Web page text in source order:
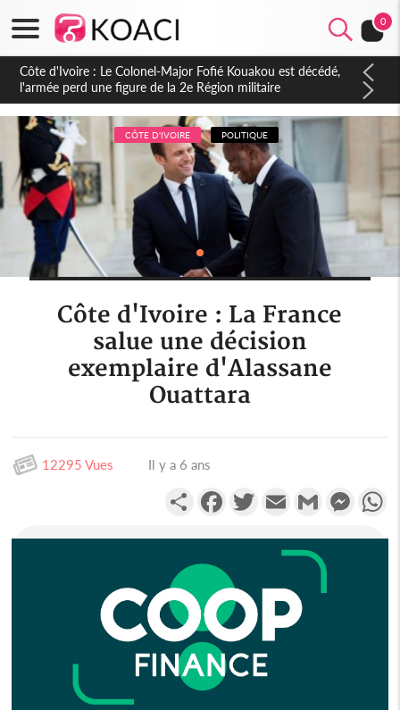
0
Côte d'Ivoire : Le Colonel-Major Fofié Kouakou est décédé,
l'armée perd une figure de la 2e Région militaire
CÔTE D'IVOIRE POLITIQUE
Côte d'Ivoire : La France
salue une décision
exemplaire d'Alassane
Ouattara
12295 Vues Il y a 6 ans
PartagerFacebookTwitterEmail Gmail